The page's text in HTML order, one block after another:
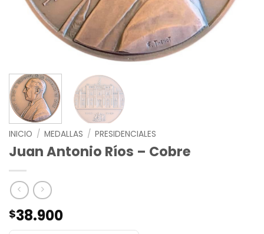
INICIO / MEDALLAS / PRESIDENCIALES
Juan Antonio Ríos – Cobre
$38.900